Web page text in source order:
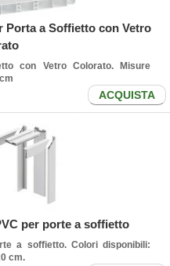
Porta a Soffietto con Vetro
con Vetro Colorato. Misure
ACQUISTA
per porte a soffietto
a soffietto. Colori disponibili:
cm.